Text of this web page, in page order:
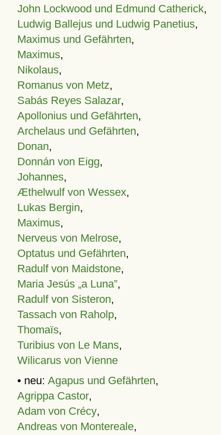
John Lockwood und Edmund Catherick,
Ludwig Ballejus und Ludwig Panetius,
Maximus und Gefährten,
Maximus,
Nikolaus,
Romanus von Metz,
Sabás Reyes Salazar,
Apollonius und Gefährten,
Archelaus und Gefährten,
Donan,
Donnán von Eigg,
Johannes,
Æthelwulf von Wessex,
Lukas Bergin,
Maximus,
Nerveus von Melrose,
Optatus und Gefährten,
Radulf von Maidstone,
Maria Jesús „a Luna”,
Radulf von Sisteron,
Tassach von Raholp,
Thomaïs,
Turibius von Le Mans,
Wilicarus von Vienne
• neu: Agapus und Gefährten,
Agrippa Castor,
Adam von Crécy,
Andreas von Montereale,